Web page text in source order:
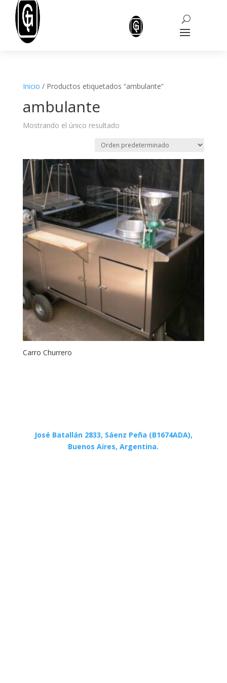
Inicio / Productos etiquetados “ambulante”
ambulante
Mostrando el único resultado
Carro Churrero
José Batallán 2833, Sáenz Peña (B1674ADA),
Buenos Aires, Argentina.